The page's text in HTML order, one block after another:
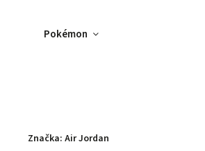
Pokémon
Značka: Air Jordan